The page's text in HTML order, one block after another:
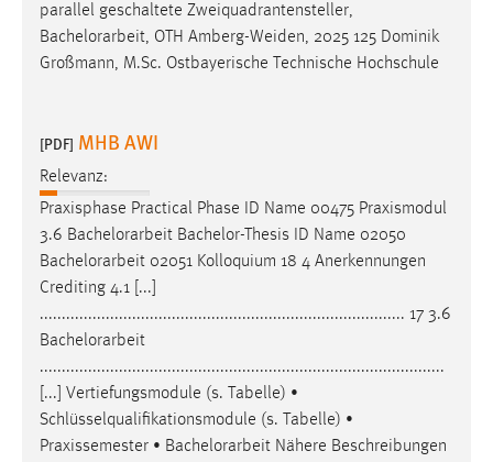
parallel geschaltete Zweiquadrantensteller,
Bachelorarbeit, OTH Amberg-Weiden, 2025 125 Dominik
Großmann, M.Sc. Ostbayerische Technische Hochschule
[PDF] MHB AWI
Relevanz:
Praxisphase Practical Phase ID Name 00475 Praxismodul
3.6 Bachelorarbeit Bachelor-Thesis ID Name 02050
Bachelorarbeit 02051 Kolloquium 18 4 Anerkennungen
Crediting 4.1 [...]
................................................................................... 17 3.6
Bachelorarbeit
............................................................................................
[...] Vertiefungsmodule (s. Tabelle) •
Schlüsselqualifikationsmodule (s. Tabelle) •
Praxissemester • Bachelorarbeit Nähere Beschreibungen
Cookie Laufzeit:
3 Monate
Anbieter:
Facebook
Zweck:
Conversion-Tracking
3 Monate